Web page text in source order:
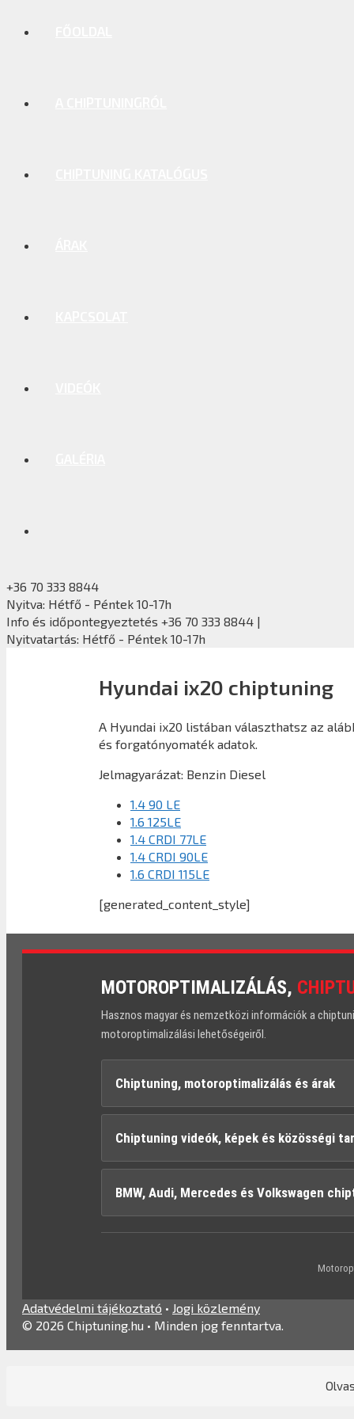
+36 70 333 8844
Nyitva: Hétfő - Péntek 10-17h
Info és időpontegyeztetés +36 70 333 8844 |
Nyitvatartás: Hétfő - Péntek 10-17h
Hyundai ix20 chiptuning
A Hyundai ix20 listában választhatsz az
és forgatónyomaték adatok.
Jelmagyarázat: Benzin Diesel
1.4 90 LE
1.6 125LE
1.4 CRDI 77LE
1.4 CRDI 90LE
1.6 CRDI 115LE
[generated_content_style]
MOTOROPTIMALIZÁLÁS,
Hasznos magyar és nemzetközi információk a
motoroptimalizálási lehetőségeiről.
Chiptuning, motoroptimalizálás és árak
Chiptuning videók, képek és közösségi
BMW, Audi, Mercedes és Volkswagen
Adatvédelmi tájékoztató • Jogi közlemény
© 2026 Chiptuning.hu • Minden jog fenntartva.